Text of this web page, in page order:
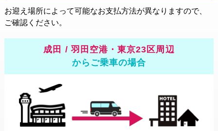
ョ
お迎え場所によって可能なお支払方法が異なりますので、
ご確認ください。
成田 / 羽田空港・東京23区周辺
からご乗車の場合